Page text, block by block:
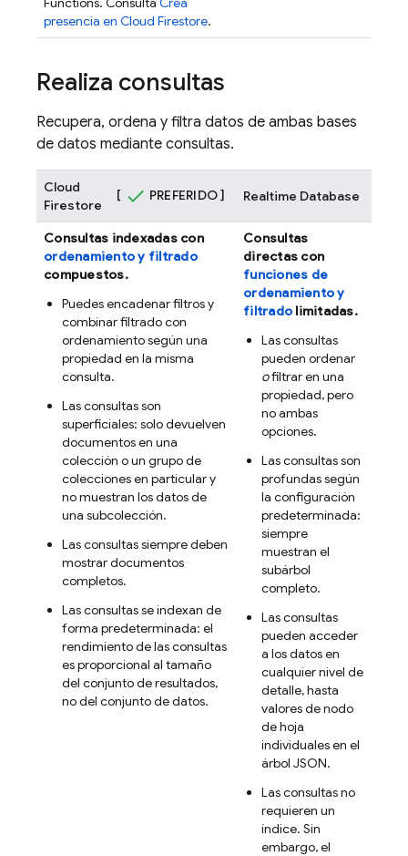
presencia en Cloud Firestore.
Realiza consultas
Recupera, ordena y filtra datos de ambas bases
de datos mediante consultas.
Cloud
Firestore
[ PREFERIDO ] Realtime Database
Consultas indexadas con
ordenamiento y filtrado
compuestos.
Puedes encadenar filtros y
combinar filtrado con
ordenamiento según una
propiedad en la misma
consulta.
Las consultas son
superficiales: solo devuelven
documentos en una
colección o un grupo de
colecciones en particular y
no muestran los datos de
una subcolección.
Las consultas siempre deben
mostrar documentos
completos.
Las consultas se indexan de
forma predeterminada: el
rendimiento de las consultas
es proporcional al tamaño
del conjunto de resultados,
no del conjunto de datos.
Consultas
directas con
funciones de
ordenamiento y
filtrado limitadas.
Las consultas
pueden ordenar
ofiltrar en una
propiedad, pero
no ambas
opciones.
Las consultas son
profundas según
la configuración
predeterminada:
siempre
muestran el
subárbol
completo.
Las consultas
pueden acceder
a los datos en
cualquier nivel de
detalle, hasta
valores de nodo
de hoja
individuales en el
árbol JSON.
Las consultas no
requieren un
índice. Sin
embargo, el